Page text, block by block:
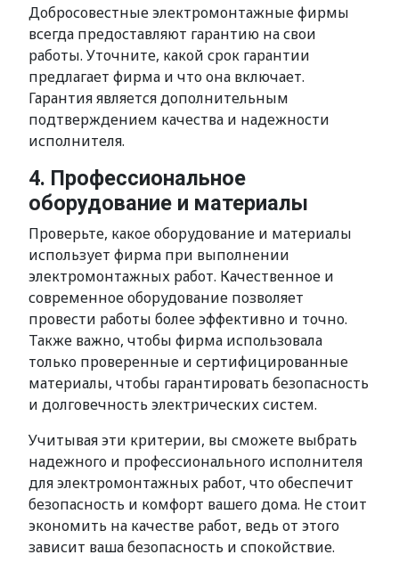
Добросовестные электромонтажные фирмы
всегда предоставляют гарантию на свои
работы. Уточните, какой срок гарантии
предлагает фирма и что она включает.
Гарантия является дополнительным
подтверждением качества и надежности
исполнителя.
4. Профессиональное
оборудование и материалы
Проверьте, какое оборудование и материалы
использует фирма при выполнении
электромонтажных работ. Качественное и
современное оборудование позволяет
провести работы более эффективно и точно.
Также важно, чтобы фирма использовала
только проверенные и сертифицированные
материалы, чтобы гарантировать безопасность
и долговечность электрических систем.
Учитывая эти критерии, вы сможете выбрать
надежного и профессионального исполнителя
для электромонтажных работ, что обеспечит
безопасность и комфорт вашего дома. Не стоит
экономить на качестве работ, ведь от этого
зависит ваша безопасность и спокойствие.